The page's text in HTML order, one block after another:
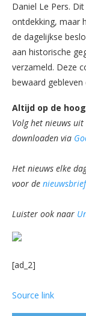
Daniel Le Pers.
ontdekking, maar
de dagelijkse
aan historische
verzameld. Deze
bewaard gebleven
Altijd op de
Volg het nieuws
downloaden via
Het nieuws elke
voor de nieuwsbrief
Luister ook naar
[ad_2]
Source link